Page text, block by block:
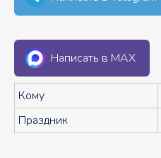
Написать в MAX
Кому
Праздник